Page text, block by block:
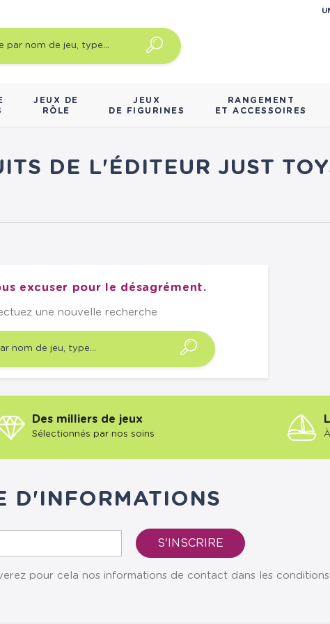
JEUX DE
RÔLE
JEUX
DE FIGURINES
RANGEMENT
ET ACCESSOIRES
DE L'ÉDITEUR JUST
excuser pour le désagrément.
une nouvelle recherche
Des milliers de jeux
Sélectionnés par nos soins
D'INFORMATIONS
pour cela nos informations de contact dans les